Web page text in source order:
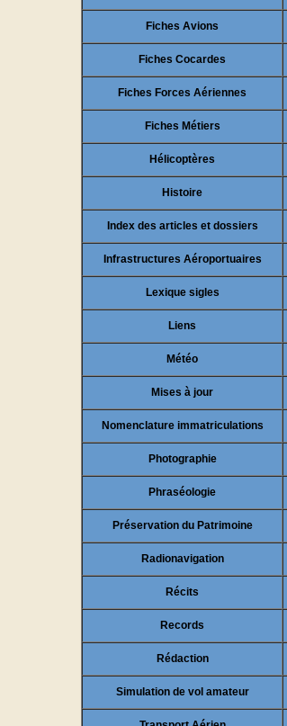
Fiches Avions
Fiches Cocardes
Fiches Forces Aériennes
Fiches Métiers
Hélicoptères
Histoire
Index des articles et dossiers
Infrastructures Aéroportuaires
Lexique sigles
Liens
Météo
Mises à jour
Nomenclature immatriculations
Photographie
Phraséologie
Préservation du Patrimoine
Radionavigation
Récits
Records
Rédaction
Simulation de vol amateur